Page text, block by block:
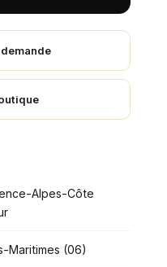
Alpes-Côte
Maritimes (06)